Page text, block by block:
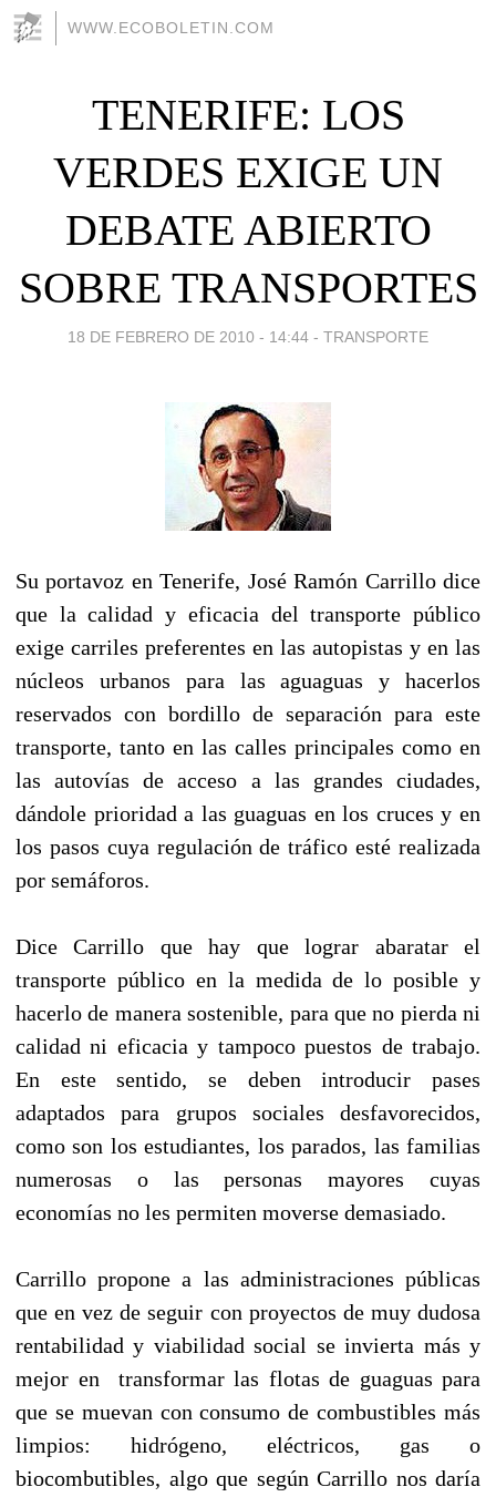
WWW.ECOBOLETIN.COM
TENERIFE: LOS
VERDES EXIGE UN
DEBATE ABIERTO
SOBRE TRANSPORTES
18 DE FEBRERO DE 2010 - 14:44 - TRANSPORTE
Su portavoz en Tenerife, José Ramón Carrillo dice
que la calidad y eficacia del transporte público
exige carriles preferentes en las autopistas y en las
núcleos urbanos para las aguaguas y hacerlos
reservados con bordillo de separación para este
transporte, tanto en las calles principales como en
las autovías de acceso a las grandes ciudades,
dándole prioridad a las guaguas en los cruces y en
los pasos cuya regulación de tráfico esté realizada
por semáforos.
Dice Carrillo que hay que lograr abaratar el
transporte público en la medida de lo posible y
hacerlo de manera sostenible, para que no pierda ni
calidad ni eficacia y tampoco puestos de trabajo.
En este sentido, se deben introducir pases
adaptados para grupos sociales desfavorecidos,
como son los estudiantes, los parados, las familias
numerosas o las personas mayores cuyas
economías no les permiten moverse demasiado.
Carrillo propone a las administraciones públicas
que en vez de seguir con proyectos de muy dudosa
rentabilidad y viabilidad social se invierta más y
mejor en transformar las flotas de guaguas para
que se muevan con consumo de combustibles más
limpios: hidrógeno, eléctricos, gas o
biocombutibles, algo que según Carrillo nos daría